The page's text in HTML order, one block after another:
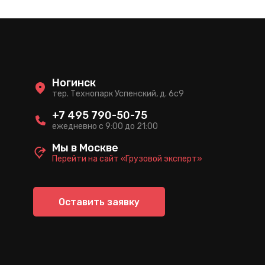
Оставить заявку
тер. Технопарк Успенский, д. 6c9
Ногинск
ежедневно с 9:00 до 21:00
+7 495 790-50-75
Перейти на сайт «Грузовой эксперт»
Мы в Москве